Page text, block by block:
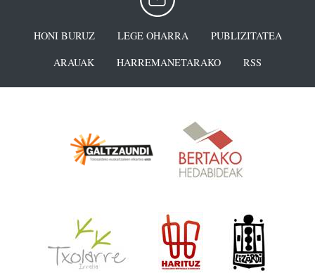
HONI BURUZ LEGE OHARRA
PUBLIZITATEA
ARAUAK
HARREMANETARAKO RSS